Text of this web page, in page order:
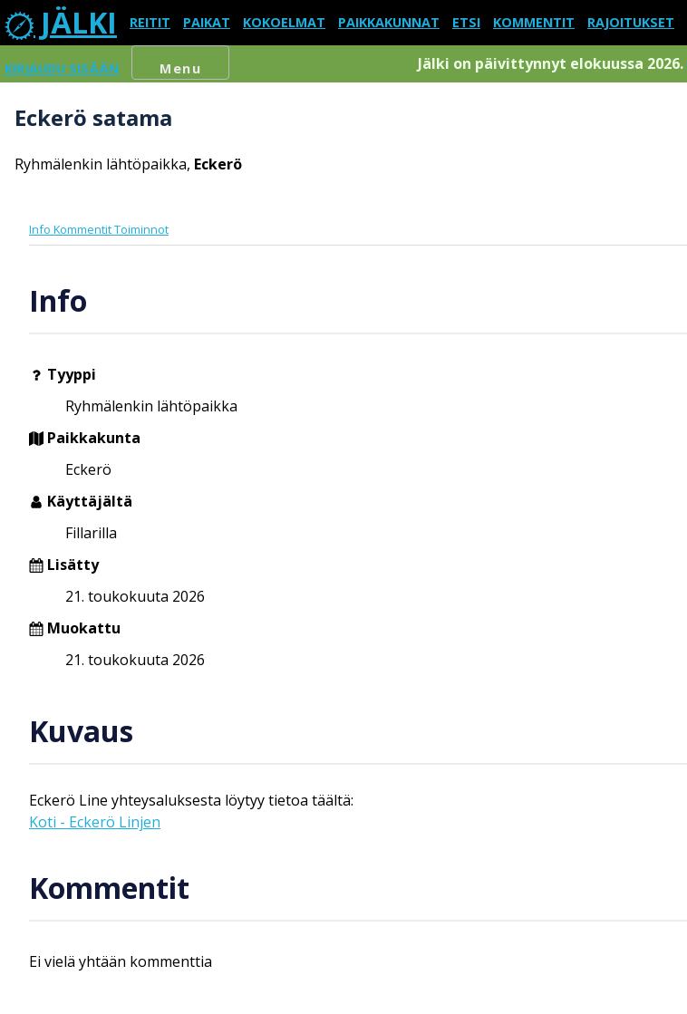
JÄLKI REITIT PAIKAT KOKOELMAT PAIKKAKUNNAT ETSI KOMMENTIT RAJOITUKSET
KIRJAUDU SISÄÄN Menu Jälki on päivittynnyt elokuussa 2026.
Eckerö satama
Ryhmälenkin lähtöpaikka, Eckerö
Info KommentitToiminnot
Info
Tyyppi
Ryhmälenkin lähtöpaikka
Paikkakunta
Eckerö
Käyttäjältä
Fillarilla
Lisätty
21. toukokuuta 2026
Muokattu
21. toukokuuta 2026
Kuvaus
Eckerö Line yhteysaluksesta löytyy tietoa täältä:
Koti - Eckerö Linjen
Kommentit
Ei vielä yhtään kommenttia